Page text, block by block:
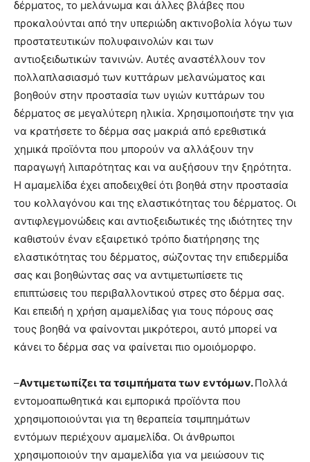
δέρματος, το μελάνωμα και άλλες βλάβες που
προκαλούνται από την υπεριώδη ακτινοβολία λόγω των
προστατευτικών πολυφαινολών και των
αντιοξειδωτικών τανινών. Αυτές αναστέλλουν τον
πολλαπλασιασμό των κυττάρων μελανώματος και
βοηθούν στην προστασία των υγιών κυττάρων του
δέρματος σε μεγαλύτερη ηλικία. Χρησιμοποιήστε την για
να κρατήσετε το δέρμα σας μακριά από ερεθιστικά
χημικά προϊόντα που μπορούν να αλλάξουν την
παραγωγή λιπαρότητας και να αυξήσουν την ξηρότητα.
Η αμαμελίδα έχει αποδειχθεί ότι βοηθά στην προστασία
του κολλαγόνου και της ελαστικότητας του δέρματος. Οι
αντιφλεγμονώδεις και αντιοξειδωτικές της ιδιότητες την
καθιστούν έναν εξαιρετικό τρόπο διατήρησης της
ελαστικότητας του δέρματος, σώζοντας την επιδερμίδα
σας και βοηθώντας σας να αντιμετωπίσετε τις
επιπτώσεις του περιβαλλοντικού στρες στο δέρμα σας.
Και επειδή η χρήση αμαμελίδας για τους πόρους σας
τους βοηθά να φαίνονται μικρότεροι, αυτό μπορεί να
κάνει το δέρμα σας να φαίνεται πιο ομοιόμορφο.
–Αντιμετωπίζει τα τσιμπήματα των εντόμων.Πολλά
εντομοαπωθητικά και εμπορικά προϊόντα που
χρησιμοποιούνται για τη θεραπεία τσιμπημάτων
εντόμων περιέχουν αμαμελίδα. Οι άνθρωποι
χρησιμοποιούν την αμαμελίδα για να μειώσουν τις